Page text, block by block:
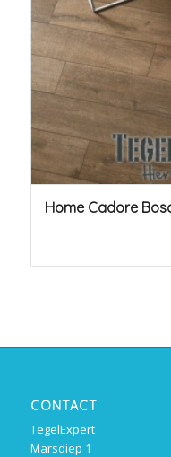
Home Cadore
CONTACT
TegelExpert
Marsdiep 1